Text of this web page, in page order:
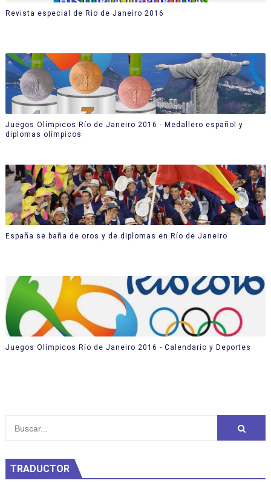
Revista especial de Río de Janeiro 2016
Juegos Olímpicos Río de Janeiro 2016 - Medallero español y
diplomas olímpicos
España se baña de oros y de diplomas en Río de Janeiro
Juegos Olímpicos Río de Janeiro 2016 - Calendario y Deportes
TRADUCTOR